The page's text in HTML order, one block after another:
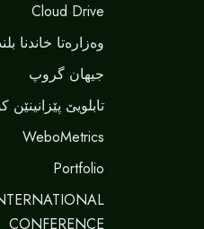
Cloud Drive
وەزارەتا خاندنا
جیهان گروپ
تابلویێ پێزانینێن
WeboMetrics
Portfolio
CONFERENCE